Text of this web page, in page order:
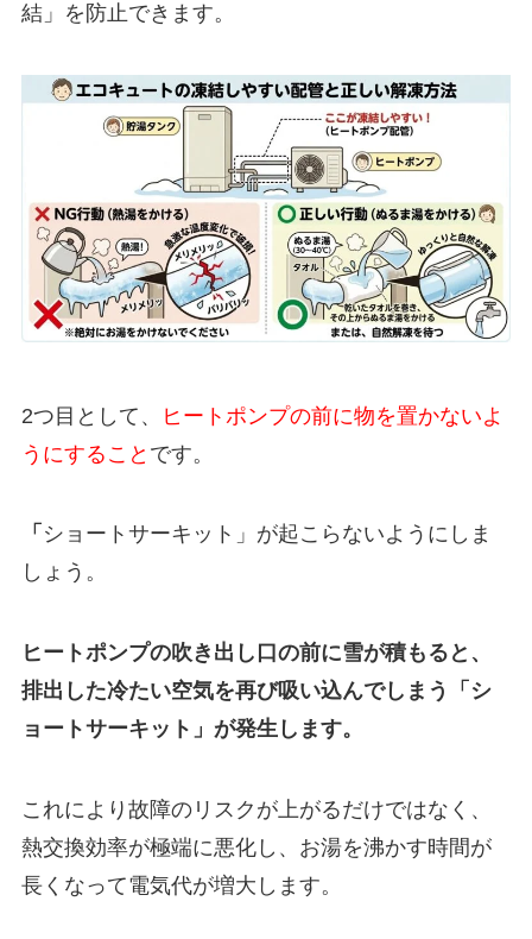
結」を防止できます。
2つ目として、
ヒートポンプの前に物を置かないよ
うにすること です。
「 ショートサーキット」が起こらないようにしま
しょう。
ヒートポンプの吹き出し口の前に雪が積もると、
排出した冷たい空気を再び吸い込んでしまう「シ
ョートサーキット」が発生します。
これにより故障のリスクが上がるだけではなく、
熱交換効率が極端に悪化し、お湯を沸かす時間が
長くなって電気代が増大します。